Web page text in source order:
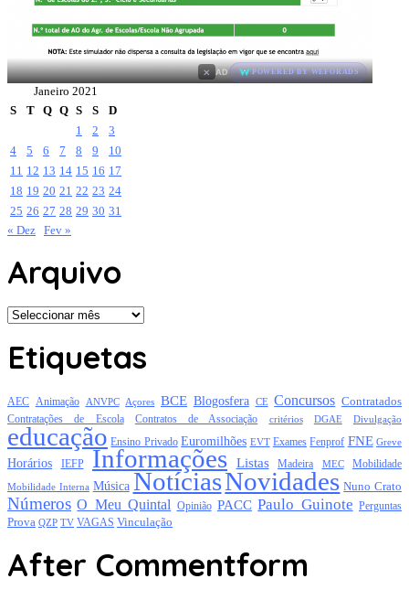
× AD POWERED BY WEFORADS
Janeiro 2021
S
T Q Q S S
D
1
2
3
4
5 6 7 8 9
10
11 12 13 14 15 16 17
18 19 20 21 22 23 24
25 26 27 28 29 30 31
« Dez Fev »
Arquivo
Arquivo
Etiquetas
AEC Animação ANVPC Açores BCE Blogosfera CE Concursos Contratados
Contratações de Escola Contratos de Associação critérios DGAE Divulgação
educação Ensino Privado Euromilhões EVT Exames Fenprof FNE Greve
Horários IEFP Informações Listas Madeira MEC Mobilidade
Mobilidade Interna Música NotíciasNovidades Nuno Crato
Números O Meu Quintal Opinião PACC Paulo Guinote Perguntas
Prova QZP TV VAGAS Vinculação
After Commentform